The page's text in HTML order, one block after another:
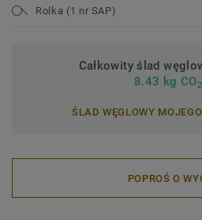
Rolka (1 nr SAP)
Całkowity ślad
8.43 kg CO2
ŚLAD WĘGLOWY
POPROŚ O